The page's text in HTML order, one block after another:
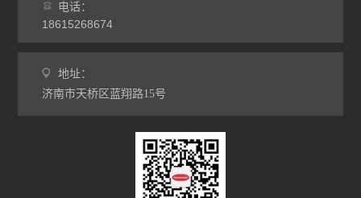
电话：
18615268674
地址：
济南市天桥区蓝翔路15号